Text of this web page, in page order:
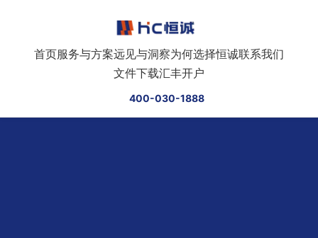
首页服务与方案远见与洞察为何选择恒诚联系我们
文件下载汇丰开户
400-030-1888